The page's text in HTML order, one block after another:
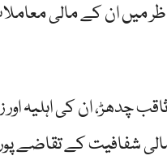
میں ان کے مالی
ان کی اہلیہ اور
مالی شفافیت کے تقاضے